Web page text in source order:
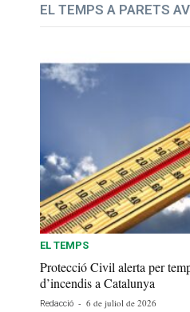
EL TEMPS A PARETS
EL TEMPS
Protecció Civil alerta per
d’incendis a Catalunya
Redacció - 6 de juliol de 2026